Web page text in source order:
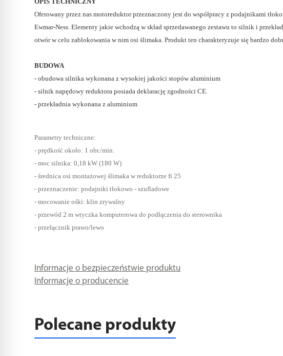
Oferowany przez nas motoreduktor przeznaczony jest do współpracy z podajnikami
Ewmar-Ness. Elementy jakie wchodzą w skład sprzedawanego zestawu to silnik i
otwór w celu zablokowania w nim osi ślimaka. Produkt ten charakteryzuje się bardzo
BUDOWA
- obudowa silnika wykonana z wysokiej jakości stopów aluminium
- silnik napędowy reduktora posiada deklarację zgodności CE.
- przekładnia wykonana z aluminium
Parametry techniczne:
- prędkość około: 1 obr./min.
- moc silnika: 0,18 kW (180 W)
- średnica osi montażowej ślimaka w reduktorze fi 25
- przeznaczenie: podajniki tłokowo - szufladowe
- mocowanie ośki: klin zrywalny
- przewód 2 m wtyczka komputerowa do podłączenia do sterownika
- przełącznik prawo/lewo
Informacje o bezpieczeństwie produktu
Informacje o producencie
Polecane produkty